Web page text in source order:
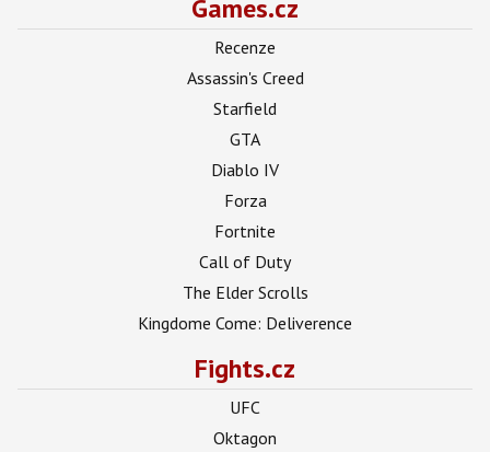
Games.cz
Recenze
Assassin's Creed
Starfield
GTA
Diablo IV
Forza
Fortnite
Call of Duty
The Elder Scrolls
Kingdome Come: Deliverence
Fights.cz
UFC
Oktagon